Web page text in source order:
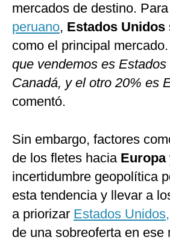
mercados de destino.
peruano, Estados Unidos
como el principal mercado.
que vendemos es
Canadá, y el otro 20% es
comentó.
Sin embargo, factores
de los fletes hacia Europa
incertidumbre geopolítica
esta tendencia y llevar a
a priorizar Estados Unidos,
de una sobreoferta en ese